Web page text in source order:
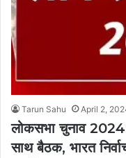
Tarun Sahu April 2,
लोकसभा चुनाव
साथ बैठक, भारत